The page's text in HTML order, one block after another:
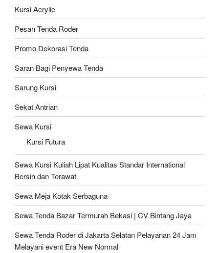
Kursi Acrylic
Pesan Tenda Roder
Promo Dekorasi Tenda
Saran Bagi Penyewa Tenda
Sarung Kursi
Sekat Antrian
Sewa Kursi
Kursi Futura
Sewa Kursi Kuliah Lipat Kualitas Standar International
Bersih dan Terawat
Sewa Meja Kotak Serbaguna
Sewa Tenda Bazar Termurah Bekasi | CV Bintang Jaya
Sewa Tenda Roder di Jakarta Selatan Pelayanan 24 Jam
Melayani event Era New Normal